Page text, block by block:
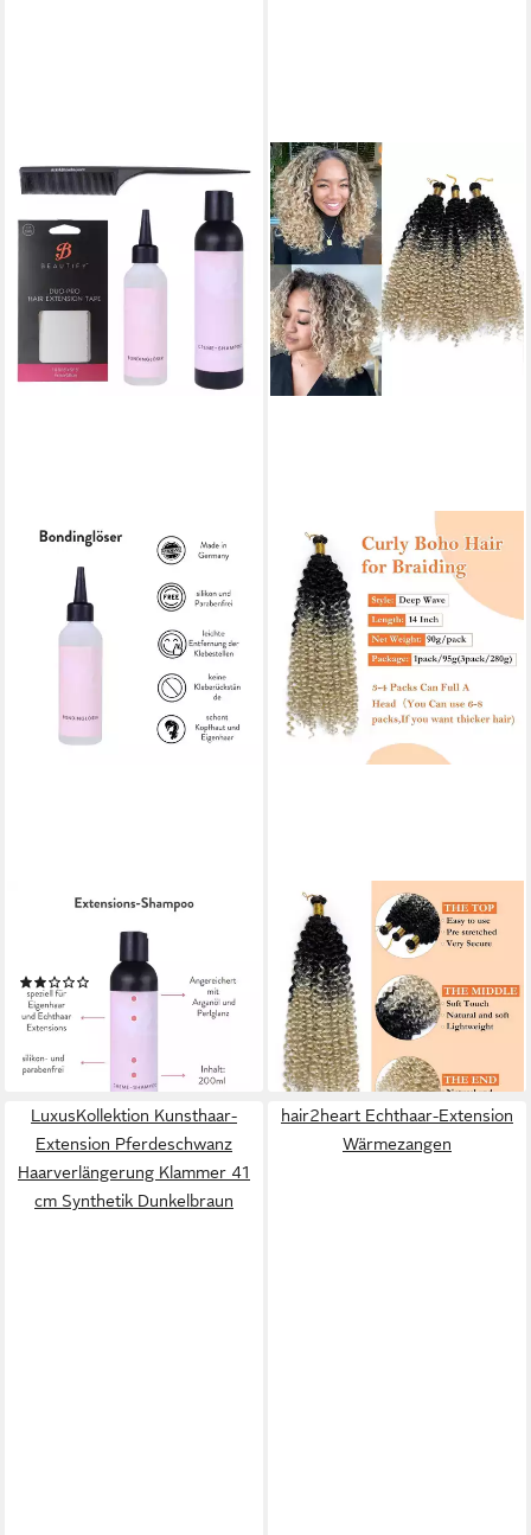
HAIR2HEART
Echthaar-Extension Remover-
Set für Tape Extensions
(1)
39,95 € 49,95 €
-20%
lieferbar - in 2-3 Werktagen bei dir
LUXUSKOLLEKTION
Kunsthaar-Extension
Haarverlängerung Häkelzöpfe
35 CM (Pack of 3) Schwarz
zu Blond
80,95 €
lieferbar - in 6-7 Werktagen bei dir
LuxusKollektion Kunsthaar-
Extension Pferdeschwanz
Haarverlängerung Klammer 41
cm Synthetik Dunkelbraun
hair2heart Echthaar-Extension
Wärmezangen